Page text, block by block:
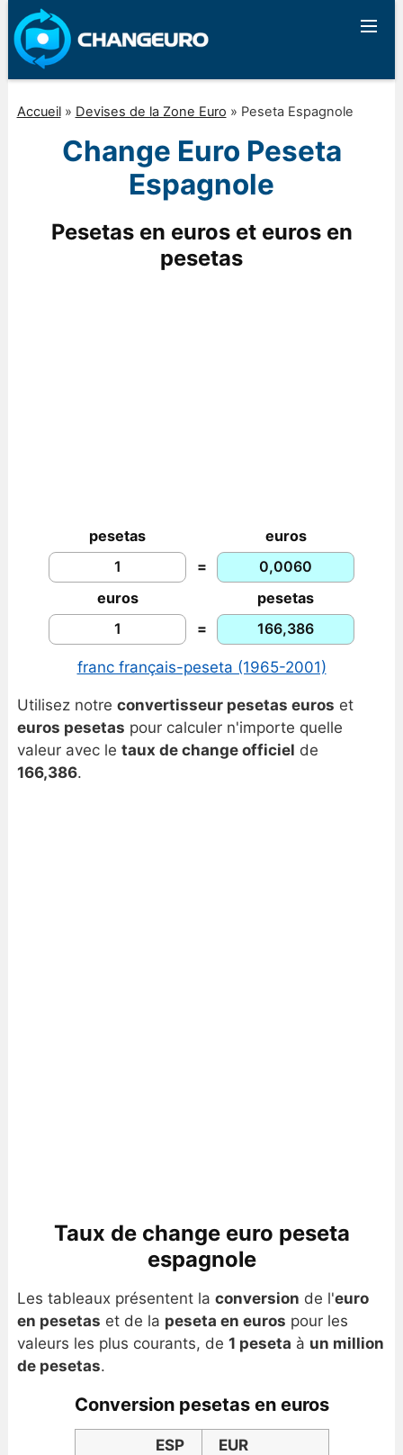
Accueil» Devises de la Zone Euro » Peseta Espagnole
Change Euro Peseta
Espagnole
Pesetas en euros et euros en
pesetas
pesetas
euros
=
euros
pesetas
=
franc français-peseta (1965-2001)
Utilisez notre convertisseur pesetas euros et
euros pesetas pour calculer n'importe quelle
valeur avec le taux de change officiel de
166,386.
Taux de change euro peseta
espagnole
Les tableaux présentent la conversion de l'euro
en pesetas et de la peseta en euros pour les
valeurs les plus courants, de 1 peseta à un million
de pesetas.
Conversion pesetas en euros
ESP
EUR